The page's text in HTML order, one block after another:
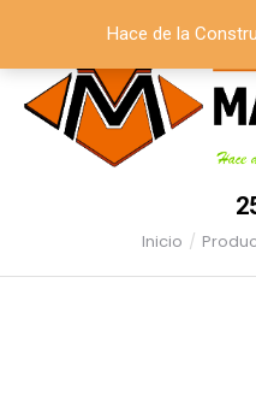
Inicio
Hace de la